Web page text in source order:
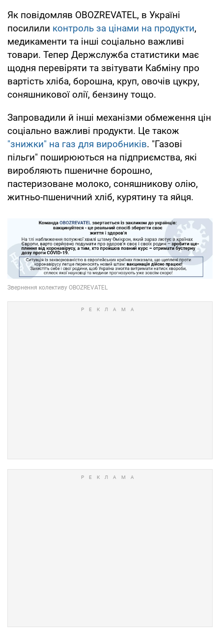
Як повідомляв OBOZREVATEL, в Україні
посилили контроль за цінами на продукти,
медикаменти та інші соціально важливі
товари. Тепер Держслужба статистики має
щодня перевіряти та звітувати Кабміну про
вартість хліба, борошна, круп, овочів цукру,
соняшникової олії, бензину тощо.
Запровадили й інші механізми обмеження цін
соціально важливі продукти. Це також
"знижки" на газ для виробників. "Газові
пільги" поширюються на підприємства, які
виробляють пшеничне борошно,
пастеризоване молоко, соняшникову олію,
житньо-пшеничний хліб, курятину та яйця.